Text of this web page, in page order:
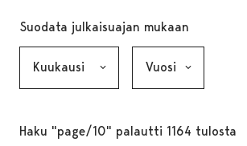
Suodata julkaisuajan mukaan
Haku "page/10" palautti 1164 tulosta